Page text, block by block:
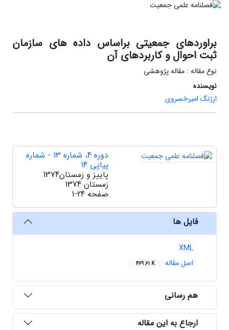
براوردهای جمعیتی براساس داده های سازمان
ثبت احوال و کاربردهای آن
نوع مقاله : مقاله پژوهشی
نویسنده
ارژنگ امیرخسروی
دوره 4، شماره 13 - شماره
پیاپی 14
پاییز و زمستان1374
زمستان 1374
صفحه 1-24
فایل ها
XML
اصل مقاله
469.61 K
هم رسانی
ارجاع به این مقاله